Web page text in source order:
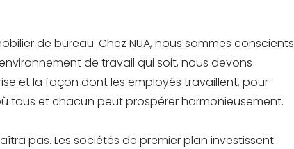
de bureau. Chez NUA, nous sommes conscients
de travail qui soit, nous devons
et la façon dont les employés travaillent, pour
tous et chacun peut prospérer harmonieusement.
pas. Les sociétés de premier plan investissent